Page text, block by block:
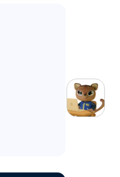
close
opciones
rápidas